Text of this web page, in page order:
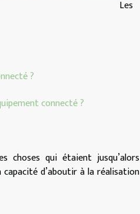
?
connecté ?
Les
choses qui étaient jusqu’alors
d’aboutir à la réalisation